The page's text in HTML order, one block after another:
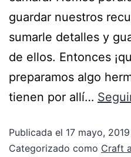
guardar nuestros
sumarle detalles y
de ellos. Entonces
preparamos algo
tienen por allí…
Publicada el 17 mayo, 2019
Categorizado como Craft